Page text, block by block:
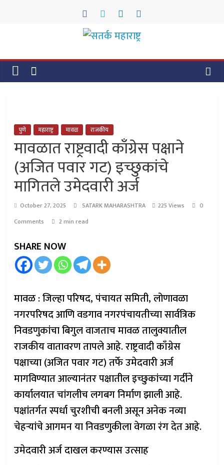
सतर्क
महाराष्ट्र
पुणे महाराष्ट्र मावळ राजकीय
मावळात राष्ट्रवादी काँग्रेस पक्षाने
(अजित पवार गट) इच्छुकांचे
मागितले उमेदवारी अर्ज
October 27, 2025 SATARK MAHARASHTRA 225 Views
0
Comments
2 min read
SHARE NOW
मावळ : जिल्हा परिषद, पंचायत समिती, लोणावळा
नगरपरिषद आणि वडगाव नगरपंचायतीच्या सार्वत्रिक
निवडणुकांचा बिगुल वाजताच मावळ तालुक्यातील
राजकीय वातावरण तापले आहे. राष्ट्रवादी काँग्रेस
पक्षाच्या (अजित पवार गट) तर्फे उमेदवारी अर्ज
मागविण्यात आल्यानंतर पक्षातील इच्छुकांच्या गर्दीने
कार्यालयात चांगलीच लगबग निर्माण झाली आहे.
पक्षांतर्गत स्पर्धा चुरशीची बनली असून अनेक नव्या
चेहऱ्यांचे आगमन या निवडणुकीला वेगळा रंग देत आहे.
उमेदवारी अर्ज दाखल करण्यास उत्साह